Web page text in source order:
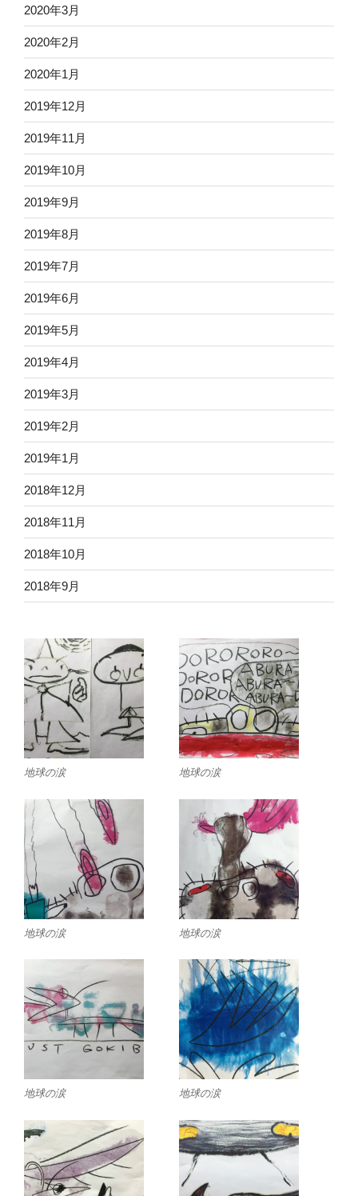
2020年3月
2020年2月
2020年1月
2019年12月
2019年11月
2019年10月
2019年9月
2019年8月
2019年7月
2019年6月
2019年5月
2019年4月
2019年3月
2019年2月
2019年1月
2018年12月
2018年11月
2018年10月
2018年9月
地球の涙 地球の涙
地球の涙 地球の涙
地球の涙 地球の涙